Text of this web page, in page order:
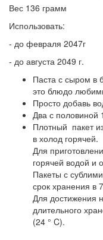
Вес 136 грамм
Использовать:
- до февраля 2047г
- до августа 2049 г.
Паста с сыром в
это блюдо
Просто добавь
Два с половиной
Плотный пакет
в холод горячей.
Для
горячей водой и
Пакеты с
срок хранения в
Для достижения
длительного
(24 ° C).